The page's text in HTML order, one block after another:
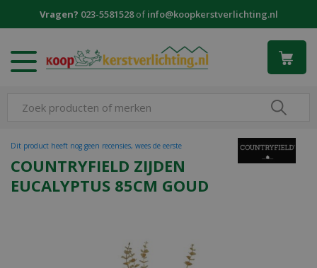
Vragen? 023-5581528ofinfo@koopkerstverlichting.nl
COUNTRYFIELD ZIJDEN
EUCALYPTUS 85CM GOUD
Dit product heeft nog geen recensies, wees de eerste